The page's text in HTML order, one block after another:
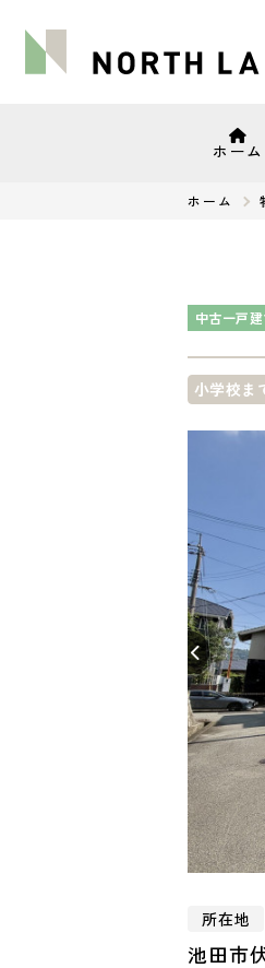
ホーム
ホーム
中古一戸建
小学校ま
所在地
池田市